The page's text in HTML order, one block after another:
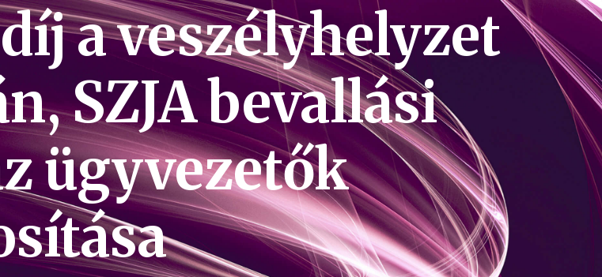
a veszélyhelyzet
SZJA bevallási
ügyvezetők